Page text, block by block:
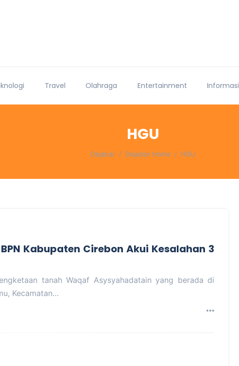
Travel Olahraga Entertainment Informasi
HGU
Dejabar Dejabar Home HGU
Kabupaten Cirebon Akui Kesalahan 3
tanah Waqaf Asysyahadatain yang berada di
Kecamatan…